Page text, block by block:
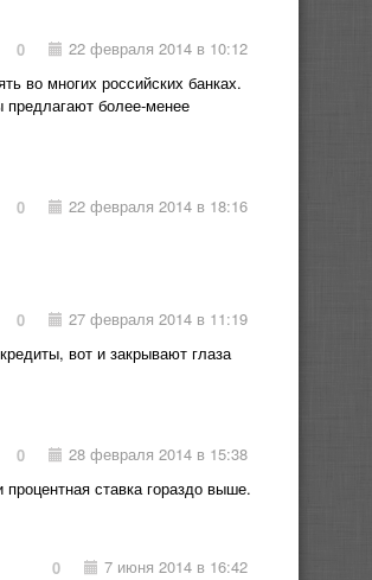
22 февраля 2014 в 10:12
0
во многих российских банках.
предлагают более-менее
22 февраля 2014 в 18:16
0
27 февраля 2014 в 11:19
0
вот и закрывают глаза
28 февраля 2014 в 15:38
0
ставка гораздо выше.
7 июня 2014 в 16:42
0